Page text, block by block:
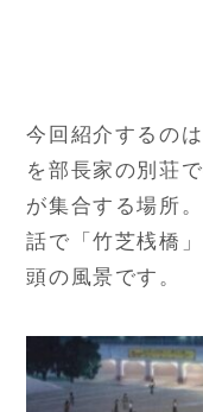
今回紹介するの
を部長家の別荘
が集合する場所
話で「竹芝桟橋
頭の風景です。